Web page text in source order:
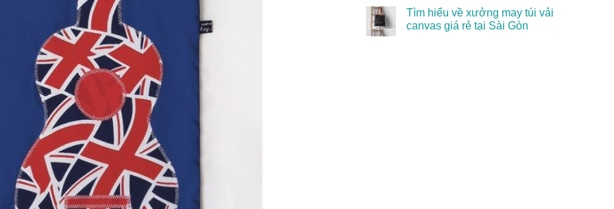
Tìm hiểu về xưởng may túi vải
canvas giá rẻ tại Sài Gòn